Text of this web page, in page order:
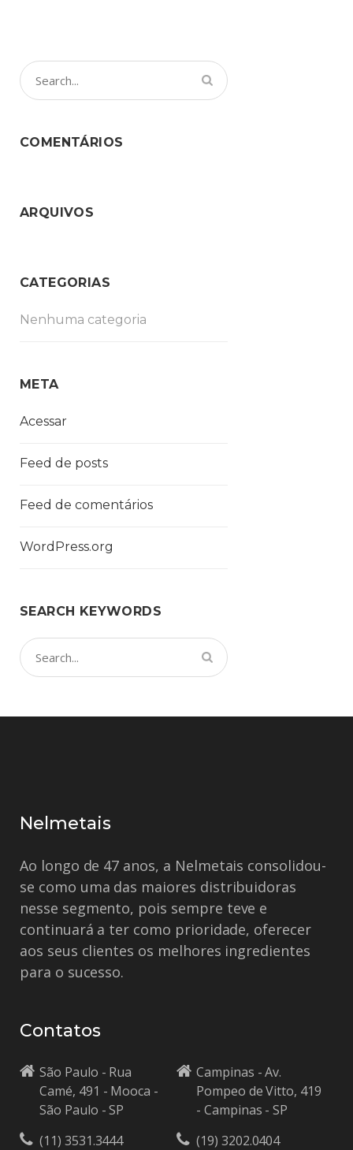
COMENTÁRIOS
ARQUIVOS
CATEGORIAS
Nenhuma categoria
META
Acessar
Feed de posts
Feed de comentários
WordPress.org
SEARCH KEYWORDS
Nelmetais
Ao longo de 47 anos, a Nelmetais consolidou-
se como uma das maiores distribuidoras
nesse segmento, pois sempre teve e
continuará a ter como prioridade, oferecer
aos seus clientes os melhores ingredientes
para o sucesso.
Contatos
São Paulo - Rua
Camé, 491 - Mooca -
São Paulo - SP
(11) 3531.3444
Campinas - Av.
Pompeo de Vitto, 419
- Campinas - SP
(19) 3202.0404